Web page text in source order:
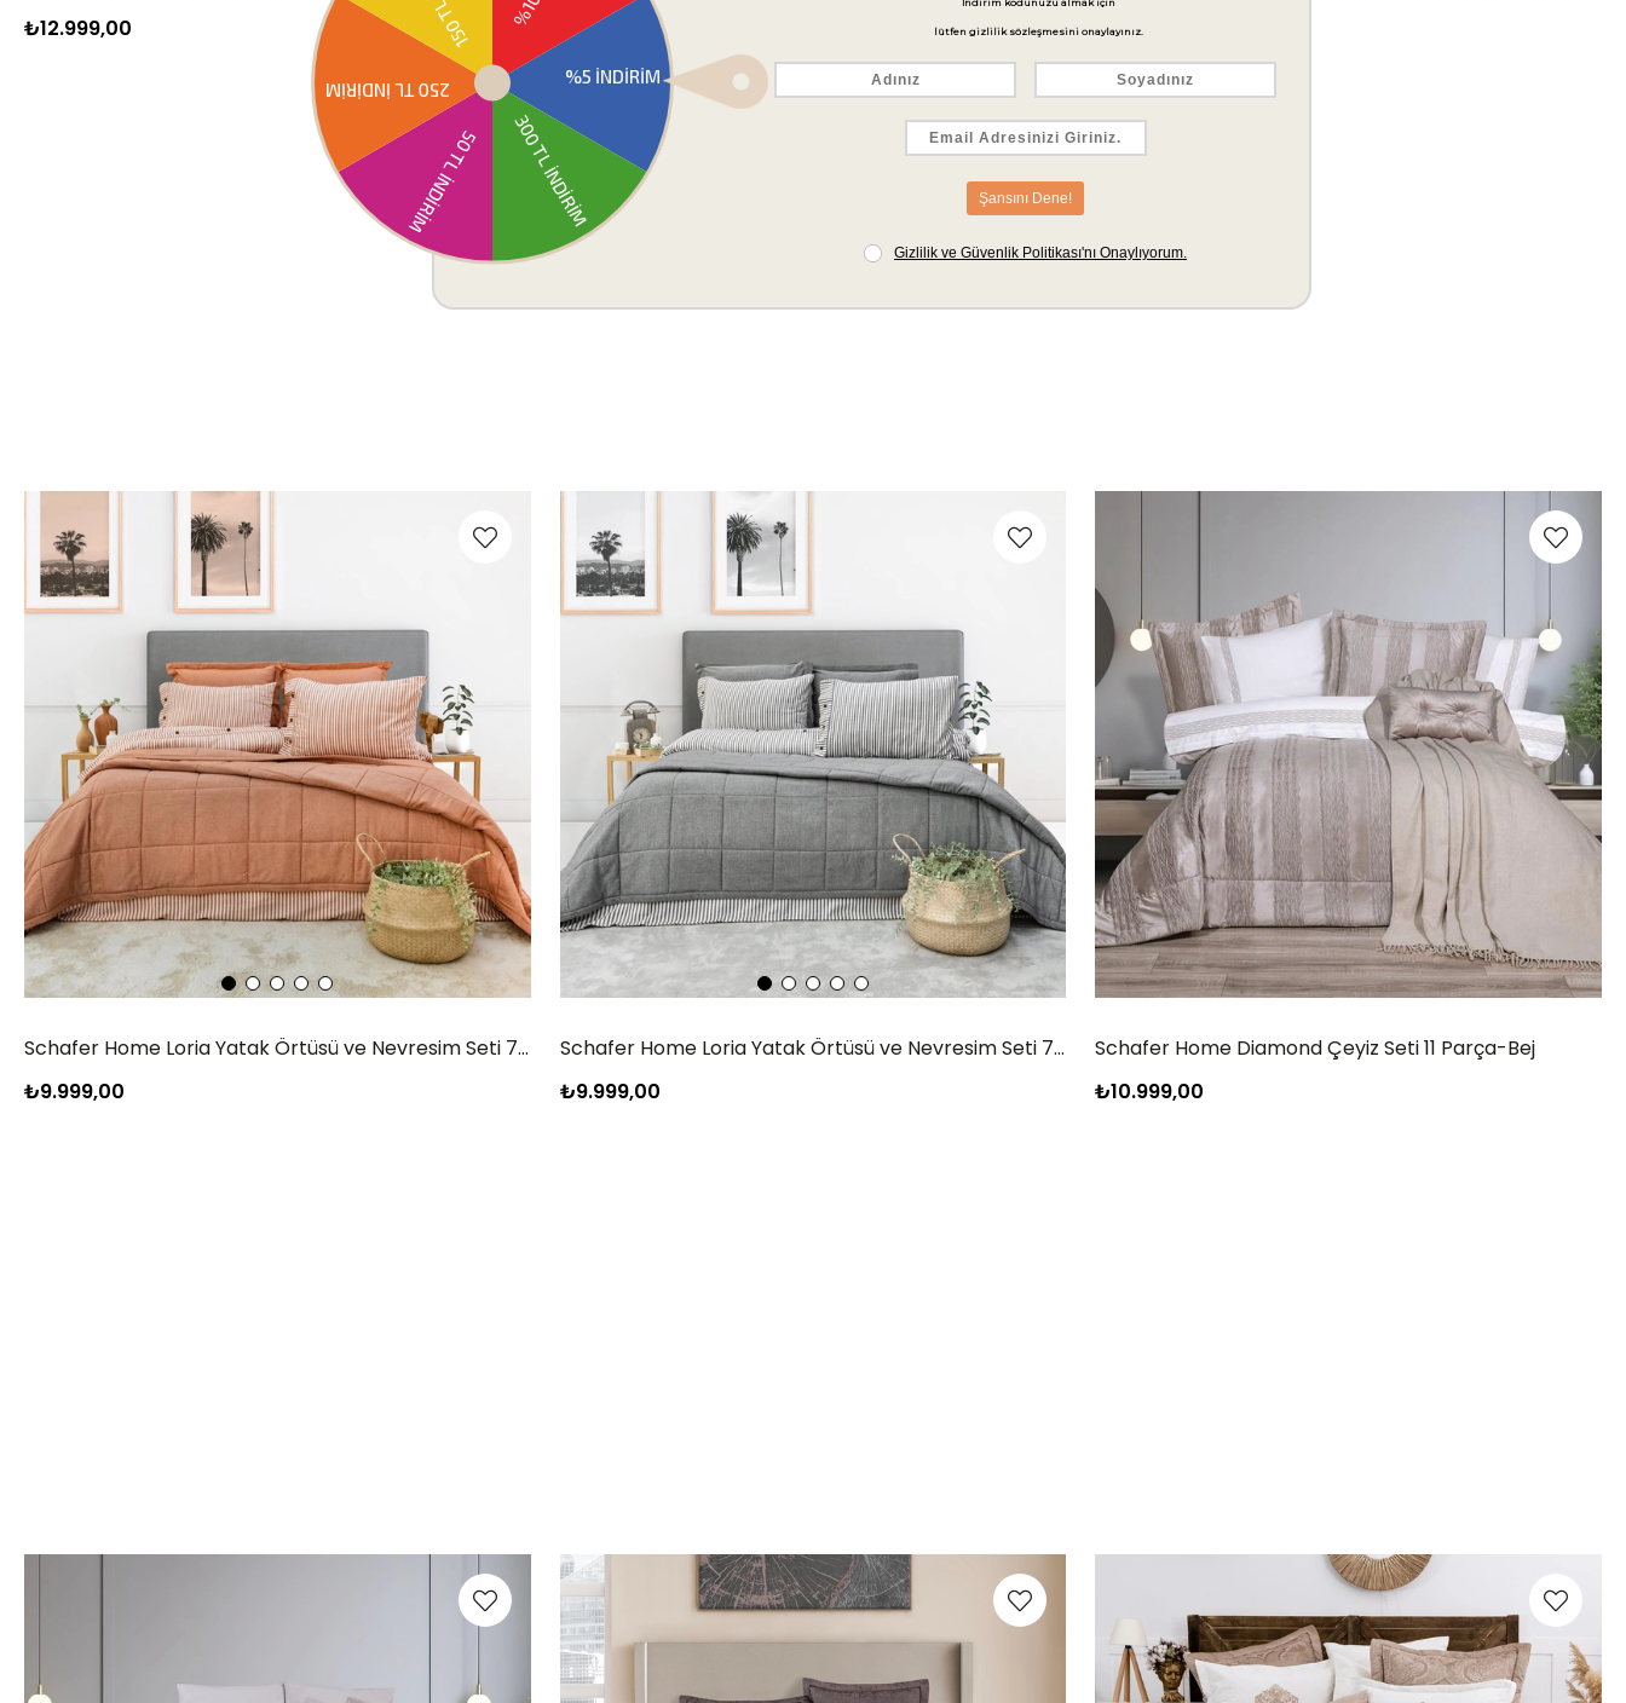
₺12.999,00
₺12.999,00
₺10.999,00
Schafer Home Loria Yatak Örtüsü ve Nevresim Seti 7 Parça-Turuncu
₺9.999,00
Schafer Home Loria Yatak Örtüsü ve Nevresim Seti 7 Parça-Antrasit
₺9.999,00
Schafer Home Diamond Çeyiz Seti 11 Parça-Bej
₺10.999,00